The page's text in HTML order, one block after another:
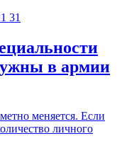
в армии
меняется. Если
личного